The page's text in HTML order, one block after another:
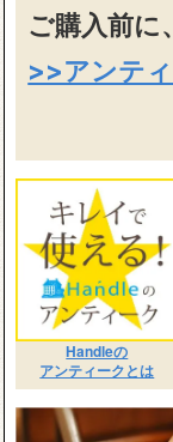
ご購入前
>>アンテ
Handleの
アンティークとは